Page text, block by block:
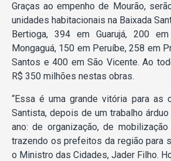
Graças ao empenho de Mourão,
unidades habitacionais na Baixada
Bertioga, 394 em Guarujá, 200
Mongaguá, 150 em Peruíbe, 258 em
Santos e 400 em São Vicente. Ao
R$ 350 milhões nestas obras.
“Essa é uma grande vitória para as
Santista, depois de um trabalho
ano: de organização, de
trazendo os prefeitos da região para
o Ministro das Cidades, Jader Filho.